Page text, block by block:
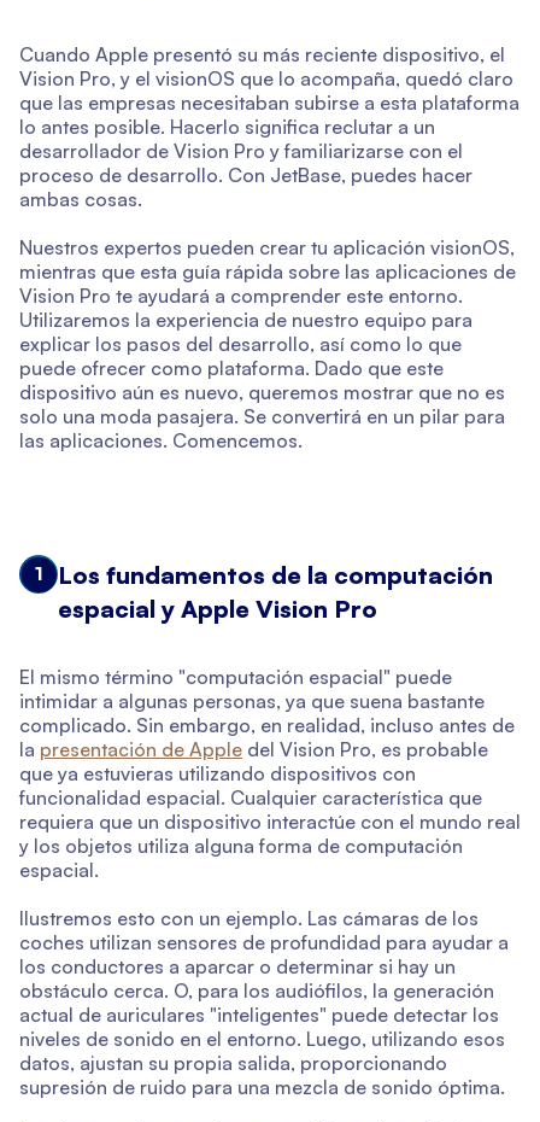
Cuando Apple presentó su más reciente dispositivo, el
Vision Pro, y el visionOS que lo acompaña, quedó claro
que las empresas necesitaban subirse a esta plataforma
lo antes posible. Hacerlo significa reclutar a un
desarrollador de Vision Pro y familiarizarse con el
proceso de desarrollo. Con JetBase, puedes hacer
ambas cosas.
Nuestros expertos pueden crear tu aplicación visionOS,
mientras que esta guía rápida sobre las aplicaciones de
Vision Pro te ayudará a comprender este entorno.
Utilizaremos la experiencia de nuestro equipo para
explicar los pasos del desarrollo, así como lo que
puede ofrecer como plataforma. Dado que este
dispositivo aún es nuevo, queremos mostrar que no es
solo una moda pasajera. Se convertirá en un pilar para
las aplicaciones. Comencemos.
1
Los fundamentos de la computación
espacial y Apple Vision Pro
El mismo término "computación espacial" puede
intimidar a algunas personas, ya que suena bastante
complicado. Sin embargo, en realidad, incluso antes de
la presentación de Apple del Vision Pro, es probable
que ya estuvieras utilizando dispositivos con
funcionalidad espacial. Cualquier característica que
requiera que un dispositivo interactúe con el mundo real
y los objetos utiliza alguna forma de computación
espacial.
Ilustremos esto con un ejemplo. Las cámaras de los
coches utilizan sensores de profundidad para ayudar a
los conductores a aparcar o determinar si hay un
obstáculo cerca. O, para los audiófilos, la generación
actual de auriculares "inteligentes" puede detectar los
niveles de sonido en el entorno. Luego, utilizando esos
datos, ajustan su propia salida, proporcionando
supresión de ruido para una mezcla de sonido óptima.